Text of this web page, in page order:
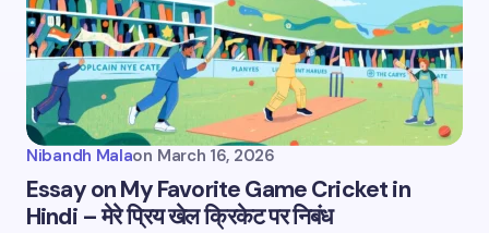
Nibandh Malaon March 16, 2026
Essay on My Favorite Game Cricket in
Hindi – मेरे प्रिय खेल क्रिकेट पर निबंध